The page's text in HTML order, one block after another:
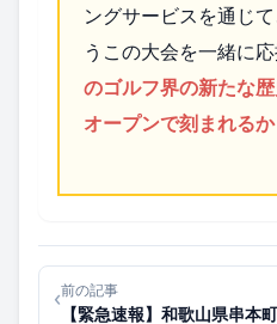
ングサービスを通じ
うこの大会を一緒に
のゴルフ界の新たな
オープンで刻まれるか
‹前の記事
【緊急速報】和歌山県串本